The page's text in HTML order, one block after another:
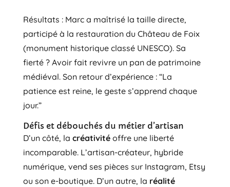
Résultats : Marc a maîtrisé la taille directe,
participé à la restauration du Château de Foix
(monument historique classé UNESCO). Sa
fierté ? Avoir fait revivre un pan de patrimoine
médiéval. Son retour d’expérience : “La
patience est reine, le geste s’apprend chaque
jour.”
Défis et débouchés du métier d’artisan
D’un côté, la créativitéoffre une liberté
incomparable. L’artisan-créateur, hybride
numérique, vend ses pièces sur Instagram, Etsy
ou son e-boutique. D’un autre, la réalité